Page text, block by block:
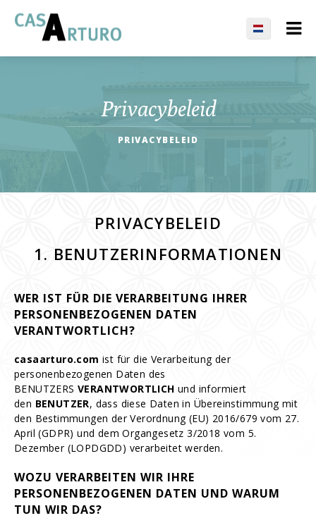
Privacybeleid
PRIVACYBELEID
PRIVACYBELEID
1. BENUTZERINFORMATIONEN
WER IST FÜR DIE VERARBEITUNG IHRER
PERSONENBEZOGENEN DATEN
VERANTWORTLICH?
casaarturo.com ist für die Verarbeitung der
personenbezogenen Daten des
BENUTZERSVERANTWORTLICHund informiert
den BENUTZER, dass diese Daten in Übereinstimmung mit
den Bestimmungen der Verordnung (EU) 2016/679 vom 27.
April (GDPR) und dem Organgesetz 3/2018 vom 5.
Dezember (LOPDGDD) verarbeitet werden.
WOZU VERARBEITEN WIR IHRE
PERSONENBEZOGENEN DATEN UND WARUM
TUN WIR DAS?